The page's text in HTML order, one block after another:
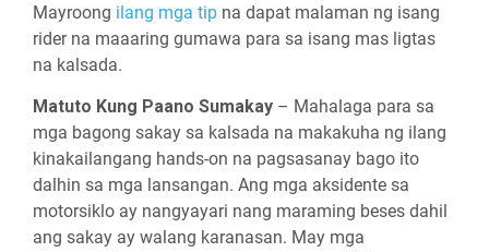
Mayroong ilang mga tip na dapat malaman ng isang
rider na maaaring gumawa para sa isang mas ligtas
na kalsada.
Matuto Kung Paano Sumakay – Mahalaga para sa
mga bagong sakay sa kalsada na makakuha ng ilang
kinakailangang hands-on na pagsasanay bago ito
dalhin sa mga lansangan. Ang mga aksidente sa
motorsiklo ay nangyayari nang maraming beses dahil
ang sakay ay walang karanasan. May mga